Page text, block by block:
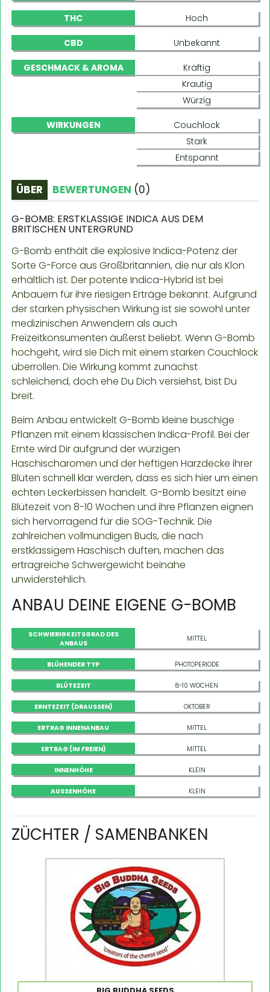
THC Hoch
CBD Unbekannt
GESCHMACK & AROMA
Kräftig
Krautig
Würzig
WIRKUNGEN
Couchlock
Stark
Entspannt
ÜBER BEWERTUNGEN (0)
G-BOMB: ERSTKLASSIGE INDICA AUS DEM
BRITISCHEN UNTERGRUND
G-Bomb enthält die explosive Indica-Potenz der
Sorte G-Force aus Großbritannien, die nur als Klon
erhältlich ist. Der potente Indica-Hybrid ist bei
Anbauern für ihre riesigen Erträge bekannt. Aufgrund
der starken physischen Wirkung ist sie sowohl unter
medizinischen Anwendern als auch
Freizeitkonsumenten äußerst beliebt. Wenn G-Bomb
hochgeht, wird sie Dich mit einem starken Couchlock
überrollen. Die Wirkung kommt zunächst
schleichend, doch ehe Du Dich versiehst, bist Du
breit.
Beim Anbau entwickelt G-Bomb kleine buschige
Pflanzen mit einem klassischen Indica-Profil. Bei der
Ernte wird Dir aufgrund der würzigen
Haschischaromen und der heftigen Harzdecke ihrer
Blüten schnell klar werden, dass es sich hier um einen
echten Leckerbissen handelt. G-Bomb besitzt eine
Blütezeit von 8-10 Wochen und ihre Pflanzen eignen
sich hervorragend für die SOG-Technik. Die
zahlreichen vollmundigen Buds, die nach
erstklassigem Haschisch duften, machen das
ertragreiche Schwergewicht beinahe
unwiderstehlich.
ANBAU DEINE EIGENE G-BOMB
SCHWIERIGKEITSGRAD DES
ANBAUS
MITTEL
BLÜHENDER TYP PHOTOPERIODE
BLÜTEZEIT 8-10 WOCHEN
ERNTEZEIT (DRAUSSEN) OKTOBER
ERTRAG INNENANBAU MITTEL
ERTRAG (IM FREIEN) MITTEL
INNENHÖHE KLEIN
AUSSENHÖHE KLEIN
ZÜCHTER / SAMENBANKEN